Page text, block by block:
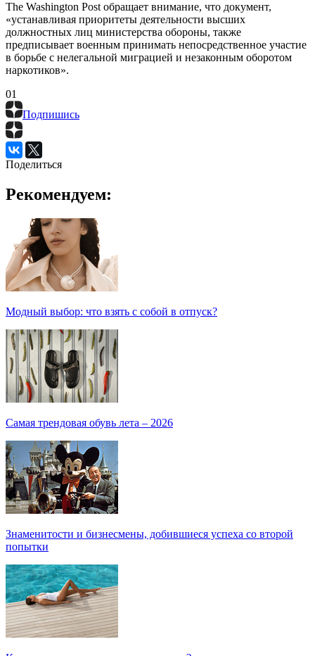
The Washington Post обращает внимание, что документ,
«устанавливая приоритеты деятельности высших
должностных лиц министерства обороны, также
предписывает военным принимать непосредственное участие
в борьбе с нелегальной миграцией и незаконным оборотом
наркотиков».
01
Подпишись
Поделиться
Рекомендуем:
Модный выбор: что взять с собой в отпуск?
Самая трендовая обувь лета – 2026
Знаменитости и бизнесмены, добившиеся успеха со второй
попытки